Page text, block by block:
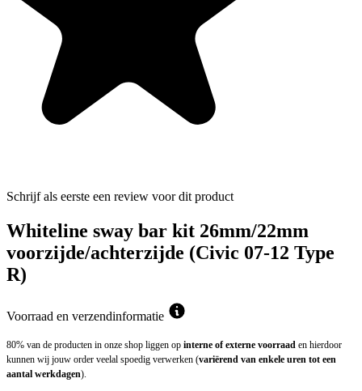
Schrijf als eerste een review voor dit product
Whiteline sway bar kit 26mm/22mm
voorzijde/achterzijde (Civic 07-12 Type
R)
Voorraad en verzendinformatie
80% van de producten in onze shop liggen op interne of externe voorraad en hierdoor
kunnen wij jouw order veelal spoedig verwerken (variërend van enkele uren tot een
aantal werkdagen).